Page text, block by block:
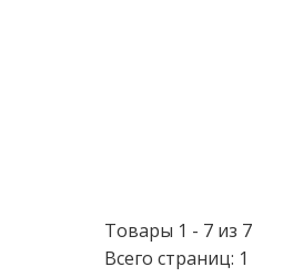
Товары 1 - 7 из 7
Всего страниц: 1